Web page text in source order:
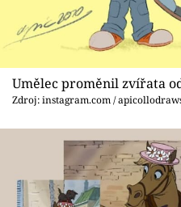
Umělec proměnil zvířata
Zdroj: instagram.com /